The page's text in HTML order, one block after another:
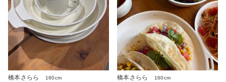
橋本さらら
160cm
橋本さらら
160cm